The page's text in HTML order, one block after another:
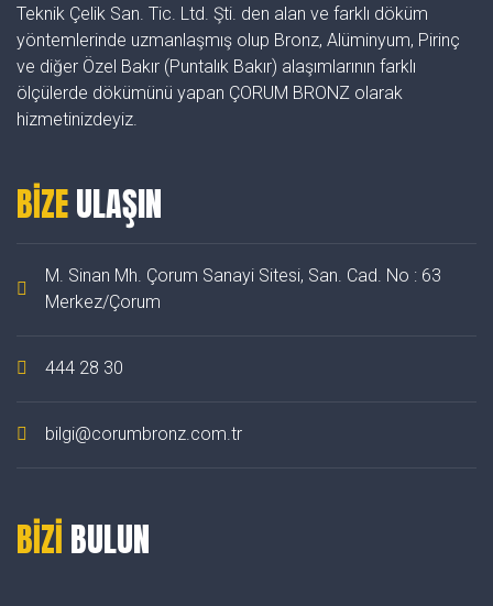
Teknik Çelik San. Tic. Ltd. Şti. den alan ve farklı döküm
yöntemlerinde uzmanlaşmış olup Bronz, Alüminyum, Pirinç
ve diğer Özel Bakır (Puntalık Bakır) alaşımlarının farklı
ölçülerde dökümünü yapan ÇORUM BRONZ olarak
hizmetinizdeyiz.
BİZEULAŞIN
M. Sinan Mh. Çorum Sanayi Sitesi, San. Cad. No : 63
Merkez/Çorum
444 28 30
bilgi@corumbronz.com.tr
BİZİ BULUN